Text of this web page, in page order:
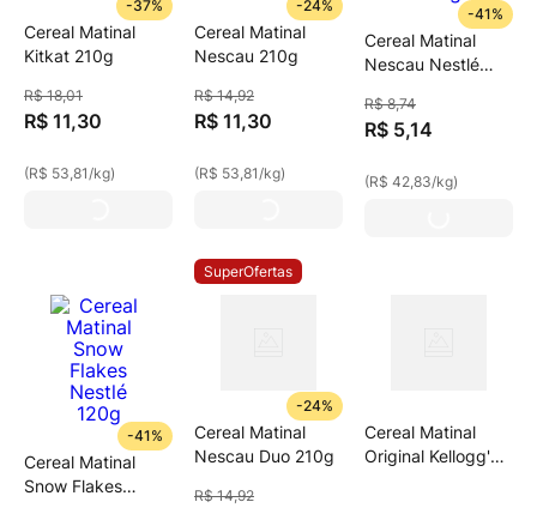
-37%
Cereal Matinal
Kitkat 210g
R$ 18,01
R$ 11,30
(R$ 53,81/kg)
-24%
Cereal Matinal
Nescau 210g
R$ 14,92
R$ 11,30
(R$ 53,81/kg)
-41%
Cereal Matinal
Nescau Nestlé
R$ 8,74
R$ 5,14
(R$ 42,83/kg)
-41%
Cereal Matinal
Snow Flakes
SuperOfertas
-24%
Cereal Matinal
Nescau Duo 210g
R$ 14,92
Cereal Matinal
Original Kellogg'S